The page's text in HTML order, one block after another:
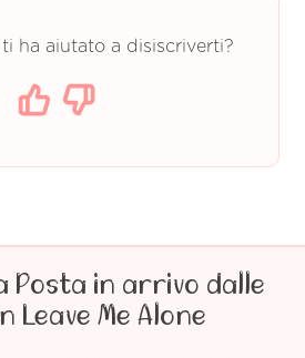
ha aiutato a disiscriverti?
Posta in arrivo dalle
Leave Me Alone